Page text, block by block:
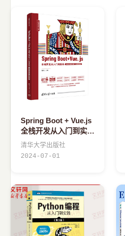
Spring Boot + Vue.js
全栈开发从入门到实战
（IntelliJ IDEA版·微课
视频版）
清华大学出版社
2024-07-01